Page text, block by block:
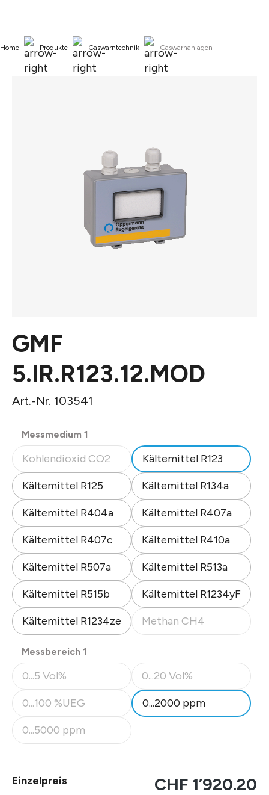
Home Produkte Gaswarntechnik Gaswarnanlagen
GMF
5.IR.R123.12.MOD
Art.-Nr. 103541
Messmedium 1
Kohlendioxid CO2
(Diese Option ist zurzeit nicht verfügbar.)
Kältemittel R123
Kältemittel R125 Kältemittel R134a
Kältemittel R404a Kältemittel R407a
Kältemittel R407c Kältemittel R410a
Kältemittel R507a Kältemittel R513a
Kältemittel R515b Kältemittel R1234yF
Kältemittel R1234ze Methan CH4
(Diese Option ist zurzeit
Messbereich 1
0...5 Vol%
(Diese Option ist zurzeit nicht verfügbar.)
0...20 Vol%
(Diese Option ist zurzeit
0...100 %UEG
(Diese Option ist zurzeit nicht verfügbar.)
0...2000 ppm
0...5000 ppm
(Diese Option ist zurzeit nicht verfügbar.)
Einzelpreis CHF 1’920.20